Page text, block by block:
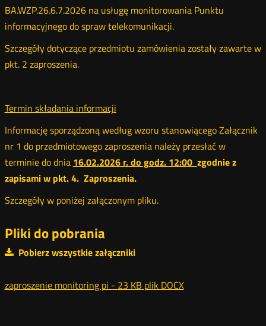
BA.WZP.26.6.7.2026 na usługę monitorowania Punktu
informacyjnego do spraw telekomunikacji.
Szczegóły dotyczące przedmiotu zamówienia zostały zawarte w
pkt. 2 zaproszenia.
Termin składania informacji
Informację sporządzoną według wzoru stanowiącego Załącznik
nr 1 do przedmiotowego zaproszenia należy przesłać w
terminie do dnia 16.02.2026 r. do godz. 12:00 zgodnie z
zapisami w pkt. 4. Zaproszenia.
Szczegóły w poniżej załączonym pliku.
Pliki do pobrania
Pobierz wszystkie załączniki
zaproszenie monitoring pi - 23 KB plik DOCX